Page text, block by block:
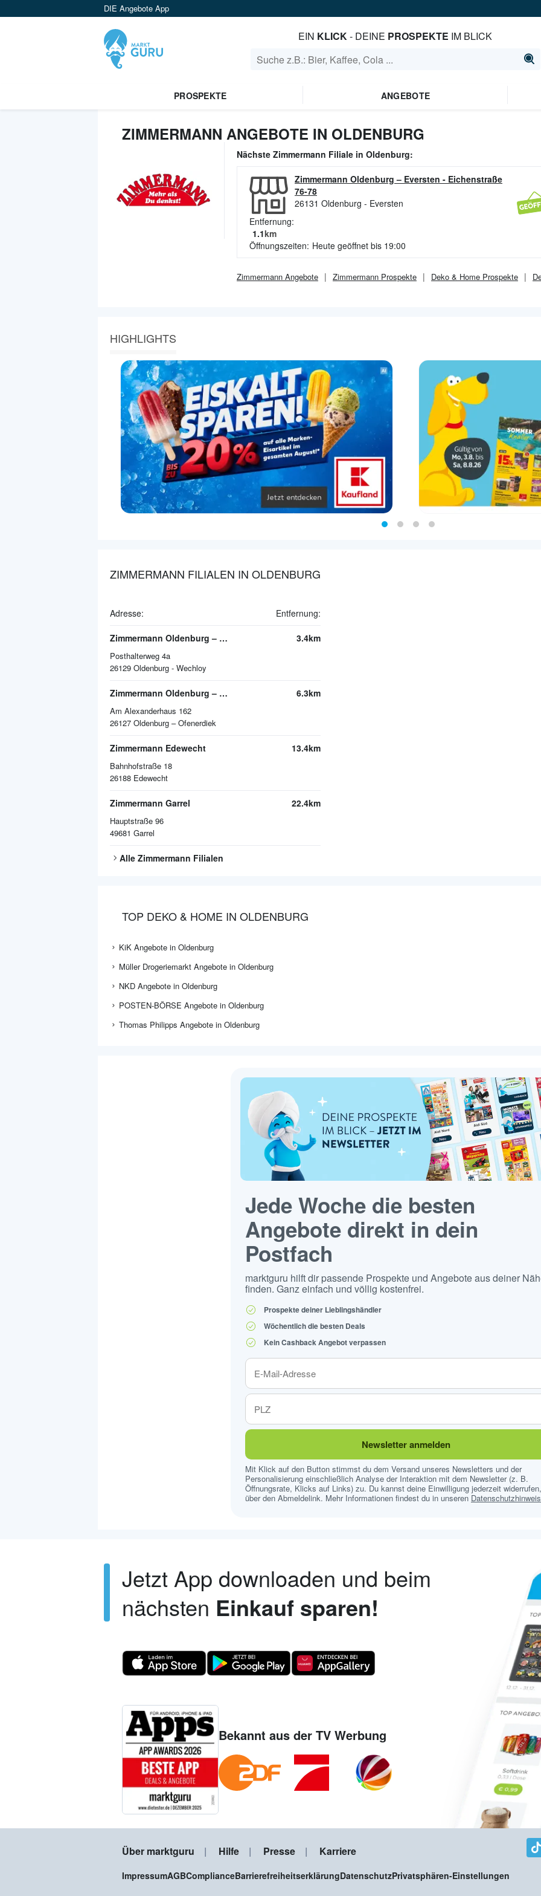
DIE Angebote App
EIN KLICK- DEINE PROSPEKTE IM BLICK
PROSPEKTE ANGEBOTE
ZIMMERMANN ANGEBOTE IN OLDENBURG
Nächste Zimmermann Filiale in Oldenburg:
Zimmermann Oldenburg – Eversten - Eichenstraße
76-78
26131 Oldenburg - Eversten
Entfernung:
1.1km
Öffnungszeiten: Heute geöffnet bis 19:00
Zimmermann Angebote Zimmermann Prospekte Deko & Home Prospekte
HIGHLIGHTS
ZIMMERMANN FILIALEN IN OLDENBURG
Adresse: Entfernung:
Zimmermann Oldenburg – Wechloy
Posthalterweg 4a
26129 Oldenburg - Wechloy
3.4km
Zimmermann Oldenburg – Ofenerdiek
Am Alexanderhaus 162
26127 Oldenburg – Ofenerdiek
6.3km
Zimmermann Edewecht
Bahnhofstraße 18
26188 Edewecht
13.4km
Zimmermann Garrel
Hauptstraße 96
49681 Garrel
22.4km
Alle Zimmermann Filialen
TOP DEKO & HOME IN OLDENBURG
KiK Angebote in Oldenburg
Müller Drogeriemarkt Angebote in Oldenburg
NKD Angebote in Oldenburg
POSTEN-BÖRSE Angebote in Oldenburg
Thomas Philipps Angebote in Oldenburg
Jede Woche die besten
Angebote direkt in dein
Postfach
marktguru hilft dir passende Prospekte und Angebote aus deiner
finden. Ganz einfach und völlig kostenfrei.
Prospekte deiner Lieblingshändler
Wöchentlich die besten Deals
Kein Cashback Angebot verpassen
Newsletter anmelden
Mit Klick auf den Button stimmst du dem Versand unseres Newsletters und der
Personalisierung einschließlich Analyse der Interaktion mit dem Newsletter (z. B.
Öffnungsrate, Klicks auf Links) zu. Du kannst deine Einwilligung jederzeit
über den Abmeldelink. Mehr Informationen findest du in unseren
Jetzt App downloaden und beim
nächsten Einkauf sparen!
Bekannt aus der TV Werbung
Über marktguru Hilfe Presse Karriere
ImpressumAGBComplianceBarrierefreiheitserklärungDatenschutzPrivatsphären-Einstellungen